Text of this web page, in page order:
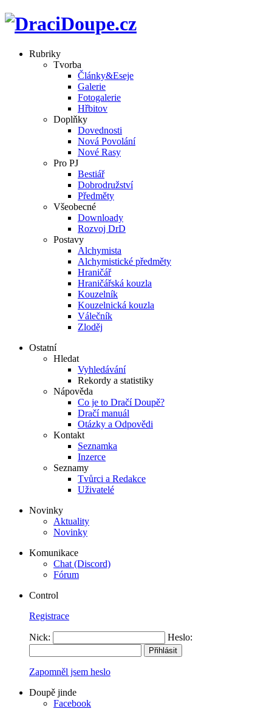
Rubriky
Tvorba
Články&Eseje
Galerie
Fotogalerie
Hřbitov
Doplňky
Dovednosti
Nová Povolání
Nové Rasy
Pro PJ
Bestiář
Dobrodružství
Předměty
Všeobecné
Downloady
Rozvoj DrD
Postavy
Alchymista
Alchymistické předměty
Hraničář
Hraničářská kouzla
Kouzelník
Kouzelnická kouzla
Válečník
Zloděj
Ostatní
Hledat
Vyhledávání
Rekordy a statistiky
Nápověda
Co je to Dračí Doupě?
Dračí manuál
Otázky a Odpovědi
Kontakt
Seznamka
Inzerce
Seznamy
Tvůrci a Redakce
Uživatelé
Novinky
Aktuality
Novinky
Komunikace
Chat (Discord)
Fórum
Control
Registrace
Nick: Heslo:
Zapomněl jsem heslo
Doupě jinde
Facebook